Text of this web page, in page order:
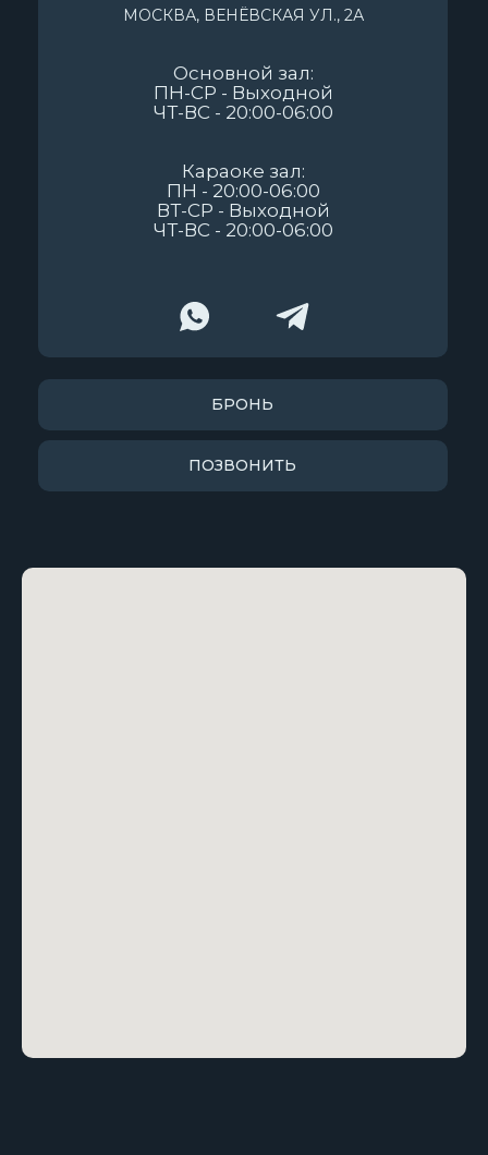
МОСКВА, ВЕНЁВСКАЯ УЛ., 2А
Основной зал:
ПН-СР - Выходной
ЧТ-ВС - 20:00-06:00
Караоке зал:
ПН - 20:00-06:00
ВТ-СР - Выходной
ЧТ-ВС - 20:00-06:00
ПОЗВОНИТЬ
БРОНЬ